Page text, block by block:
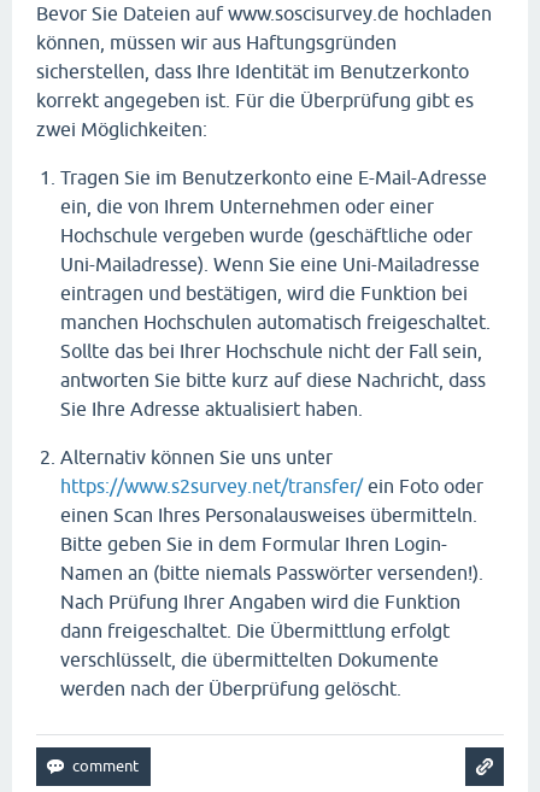
Bevor Sie Dateien auf www.soscisurvey.de hochladen
können, müssen wir aus Haftungsgründen
sicherstellen, dass Ihre Identität im Benutzerkonto
korrekt angegeben ist. Für die Überprüfung gibt es
zwei Möglichkeiten:
Tragen Sie im Benutzerkonto eine E-Mail-Adresse
ein, die von Ihrem Unternehmen oder einer
Hochschule vergeben wurde (geschäftliche oder
Uni-Mailadresse). Wenn Sie eine Uni-Mailadresse
eintragen und bestätigen, wird die Funktion bei
manchen Hochschulen automatisch freigeschaltet.
Sollte das bei Ihrer Hochschule nicht der Fall sein,
antworten Sie bitte kurz auf diese Nachricht, dass
Sie Ihre Adresse aktualisiert haben.
Alternativ können Sie uns unter
https://www.s2survey.net/transfer/ein Foto oder
einen Scan Ihres Personalausweises übermitteln.
Bitte geben Sie in dem Formular Ihren Login-
Namen an (bitte niemals Passwörter versenden!).
Nach Prüfung Ihrer Angaben wird die Funktion
dann freigeschaltet. Die Übermittlung erfolgt
verschlüsselt, die übermittelten Dokumente
werden nach der Überprüfung gelöscht.